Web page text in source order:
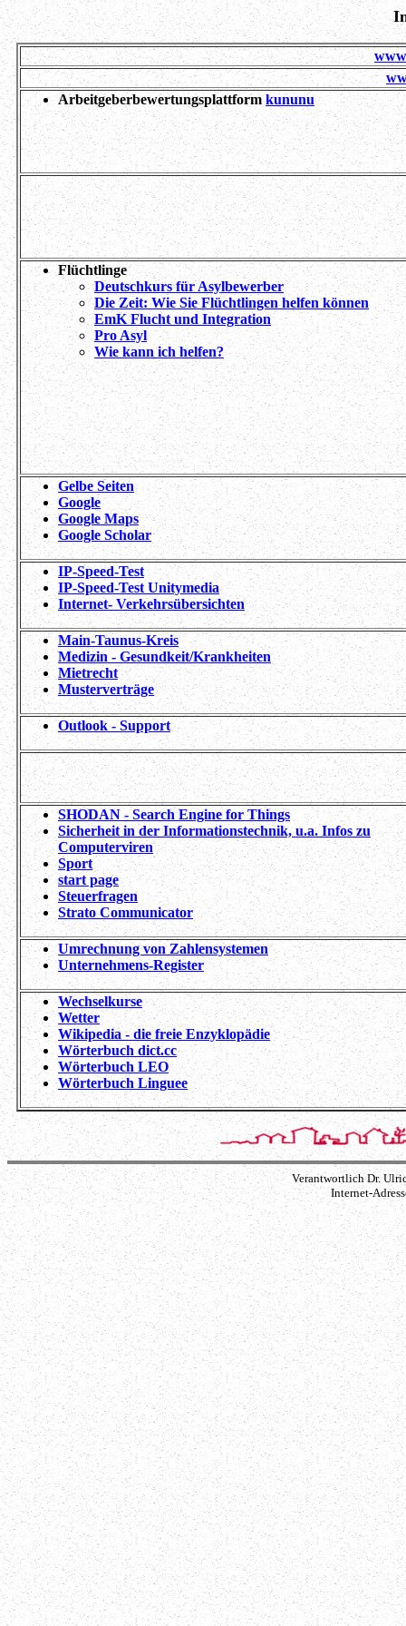
Arbeitgeberbewertungsplattformkununu
Flüchtlinge
Deutschkurs für Asylbewerber
Die Zeit: Wie Sie Flüchtlingen helfen können
EmK Flucht und Integration
Pro Asyl
Wie kann ich helfen?
Gelbe Seiten
Google
Google Maps
Google Scholar
IP-Speed-Test
IP-Speed-Test Unitymedia
Internet- Verkehrsübersichten
Main-Taunus-Kreis
Medizin - Gesundkeit/Krankheiten
Mietrecht
Musterverträge
Outlook - Support
SHODAN - Search Engine for Things
Sicherheit in der Informationstechnik, u.a. Infos zu
Computerviren
Sport
start page
Steuerfragen
Strato Communicator
Umrechnung von Zahlensystemen
Unternehmens-Register
Wechselkurse
Wetter
Wikipedia - die freie Enzyklopädie
Wörterbuch dict.cc
Wörterbuch LEO
Wörterbuch Linguee
Verantwortlich Dr.
Internet-